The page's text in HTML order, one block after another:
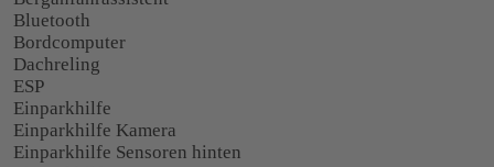
Bluetooth
Bordcomputer
Dachreling
ESP
Einparkhilfe
Einparkhilfe Kamera
Einparkhilfe Sensoren hinten